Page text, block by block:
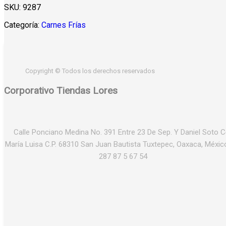
SKU: 9287
Categoría: Carnes Frías
Copyright © Todos los derechos reservados
Corporativo Tiendas Lores
Calle Ponciano Medina No. 391 Entre 23 De Sep. Y Daniel Soto
María Luisa C.P. 68310 San Juan Bautista Tuxtepec, Oaxaca,
287 87 5 67 54